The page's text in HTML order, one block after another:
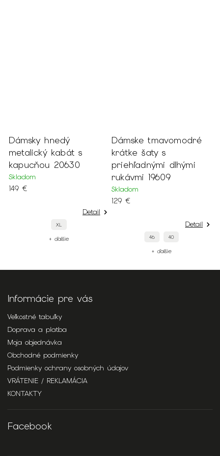
Dámsky hnedý
metalický kabát s
kapucňou 20630
Skladom
149 €
Detail
XL
+ ďalšie
Dámske tmavomodré
krátke šaty s
priehľadnými dlhými
rukávmi 19609
Skladom
129 €
Detail
46 40
+ ďalšie
Informácie pre vás
Veľkostné tabuľky
Doprava a platba
Moja objednávka
Obchodné podmienky
Podmienky ochrany osobných údajov
VRÁTENIE / REKLAMÁCIA
KONTAKTY
Facebook